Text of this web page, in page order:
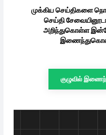
முக்கிய செய்திகளை
செய்தி
அறிந்துகொள்ள இன்றே
குழுவில்